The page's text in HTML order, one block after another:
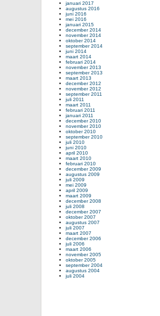
januari 2017
augustus 2016
juni 2016
mei 2016
januari 2015
december 2014
november 2014
oktober 2014
september 2014
juni 2014
maart 2014
februari 2014
november 2013
september 2013
maart 2013
december 2012
november 2012
september 2011
juli 2011
maart 2011
februari 2011
januari 2011
december 2010
november 2010
oktober 2010
september 2010
juli 2010
juni 2010
april 2010
maart 2010
februari 2010
december 2009
augustus 2009
juli 2009
mei 2009
april 2009
maart 2009
december 2008
juli 2008
december 2007
oktober 2007
augustus 2007
juli 2007
maart 2007
december 2006
juli 2006
maart 2006
november 2005
oktober 2005
september 2004
augustus 2004
juli 2004